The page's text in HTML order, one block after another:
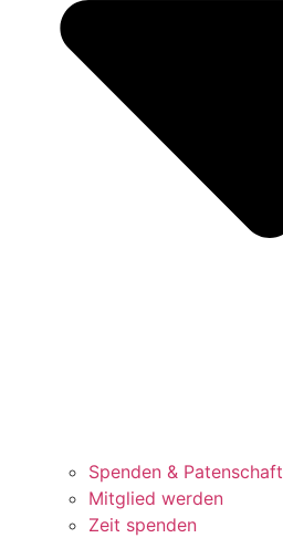
Spenden & Patenschaft
Mitglied werden
Zeit spenden